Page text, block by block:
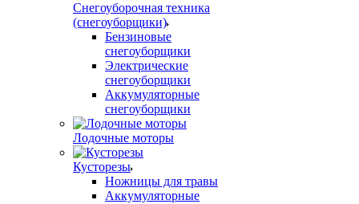
Снегоуборочная техника
(снегоуборщики)
Бензиновые
снегоуборщики
Электрические
снегоуборщики
Аккумуляторные
снегоуборщики
Лодочные моторы
Кусторезы
Ножницы для травы
Аккумуляторные